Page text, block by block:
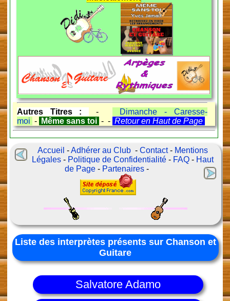
Autres Titres : -
Dimanche - Caresse-
moi - Même sans toi - - Retour en Haut de Page
Accueil -Adhérer au Club -Contact- Mentions
Légales - Politique de Confidentialité - FAQ - Haut
de Page - Partenaires -
Liste des interprètes présents sur Chanson et
Guitare
Salvatore Adamo